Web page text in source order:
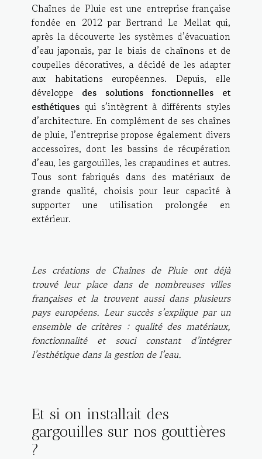
Chaînes de Pluie est une entreprise française
fondée en 2012 par Bertrand Le Mellat qui,
après la découverte les systèmes d’évacuation
d’eau japonais, par le biais de chaînons et de
coupelles décoratives, a décidé de les adapter
aux habitations européennes. Depuis, elle
développe des solutions fonctionnelles et
esthétiques qui s’intègrent à différents styles
d’architecture. En complément de ses chaînes
de pluie, l’entreprise propose également divers
accessoires, dont les bassins de récupération
d’eau, les gargouilles, les crapaudines et autres.
Tous sont fabriqués dans des matériaux de
grande qualité, choisis pour leur capacité à
supporter une utilisation prolongée en
extérieur.
Les créations de Chaînes de Pluie ont déjà
trouvé leur place dans de nombreuses villes
françaises et la trouvent aussi dans plusieurs
pays européens. Leur succès s’explique par un
ensemble de critères : qualité des matériaux,
fonctionnalité et souci constant d’intégrer
l’esthétique dans la gestion de l’eau.
Et si on installait des
gargouilles sur nos gouttières
?